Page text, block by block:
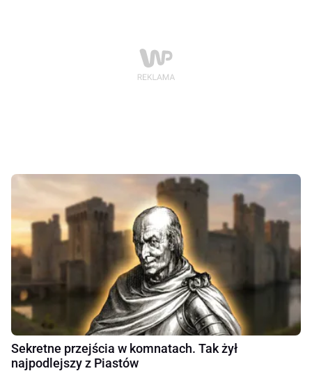
Sekretne przejścia w komnatach. Tak żył
najpodlejszy z Piastów